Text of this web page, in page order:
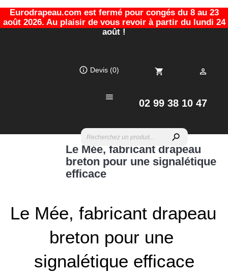
Eurodrapeau.com est fermé pour congés du 8 au 23
août 2026. Au plaisir de vous revoir à partir du lundi 24
août !
02 99 38 10 47
info_outline Devis (0)
search

shopping_cart 
Le Mée, fabricant drapeau
breton pour une signalétique
efficace
Le Mée, fabricant drapeau
breton pour une
signalétique efficace